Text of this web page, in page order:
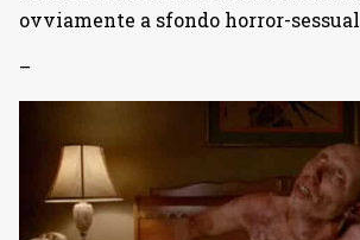
ovviamente a sfondo horror-
–